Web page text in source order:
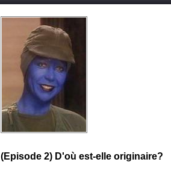
(Episode 2) D'où est-elle originaire?